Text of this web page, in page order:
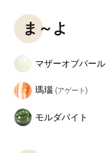
ま～よ
マザーオブパール
瑪瑙 (アゲート)
モルダバイト